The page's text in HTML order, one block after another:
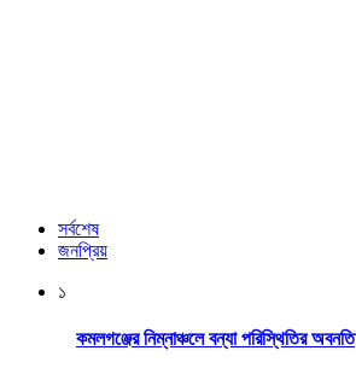
সর্বশেষ
জনপ্রিয়
১
কমলগঞ্জের নিম্নাঞ্চলে বন্যা পরিস্থিতির অবনতি